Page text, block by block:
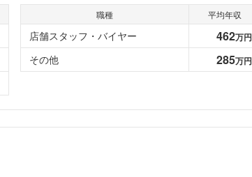
職種 平均年収
店舗スタッフ・バイヤー 462万円
その他 285万円